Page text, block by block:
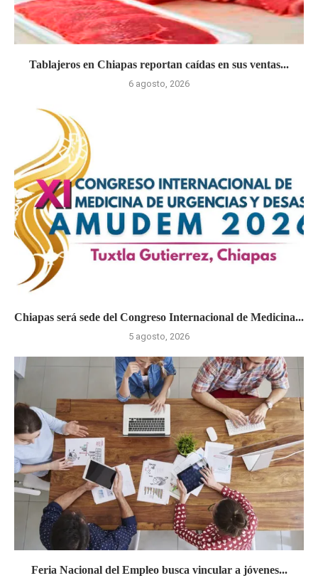
Tablajeros en Chiapas reportan caídas en sus ventas...
6 agosto, 2026
Chiapas será sede del Congreso Internacional de Medicina...
5 agosto, 2026
Feria Nacional del Empleo busca vincular a jóvenes...